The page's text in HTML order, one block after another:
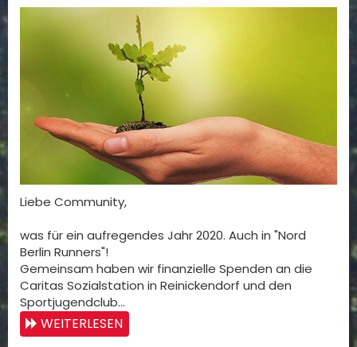
Liebe Community,
was für ein aufregendes Jahr 2020. Auch in "Nord
Berlin Runners"!
Gemeinsam haben wir finanzielle Spenden an die
Caritas Sozialstation in Reinickendorf und den
Sportjugendclub…
WEITERLESEN